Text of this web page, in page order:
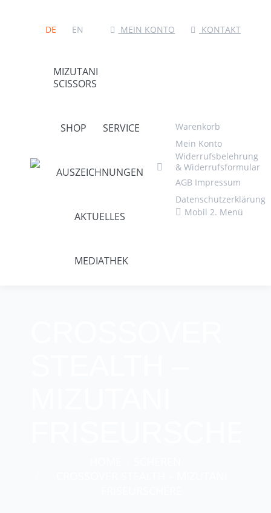
DE EN MEIN KONTO KONTAKT
MIZUTANI
SCISSORS
SHOP SERVICE
AUSZEICHNUNGEN
AKTUELLES
MEDIATHEK
Warenkorb
Mein Konto
Widerrufsbelehrung
& Widerrufsformular
AGB Impressum
Datenschutzerklärung
Mobil 2. Menü